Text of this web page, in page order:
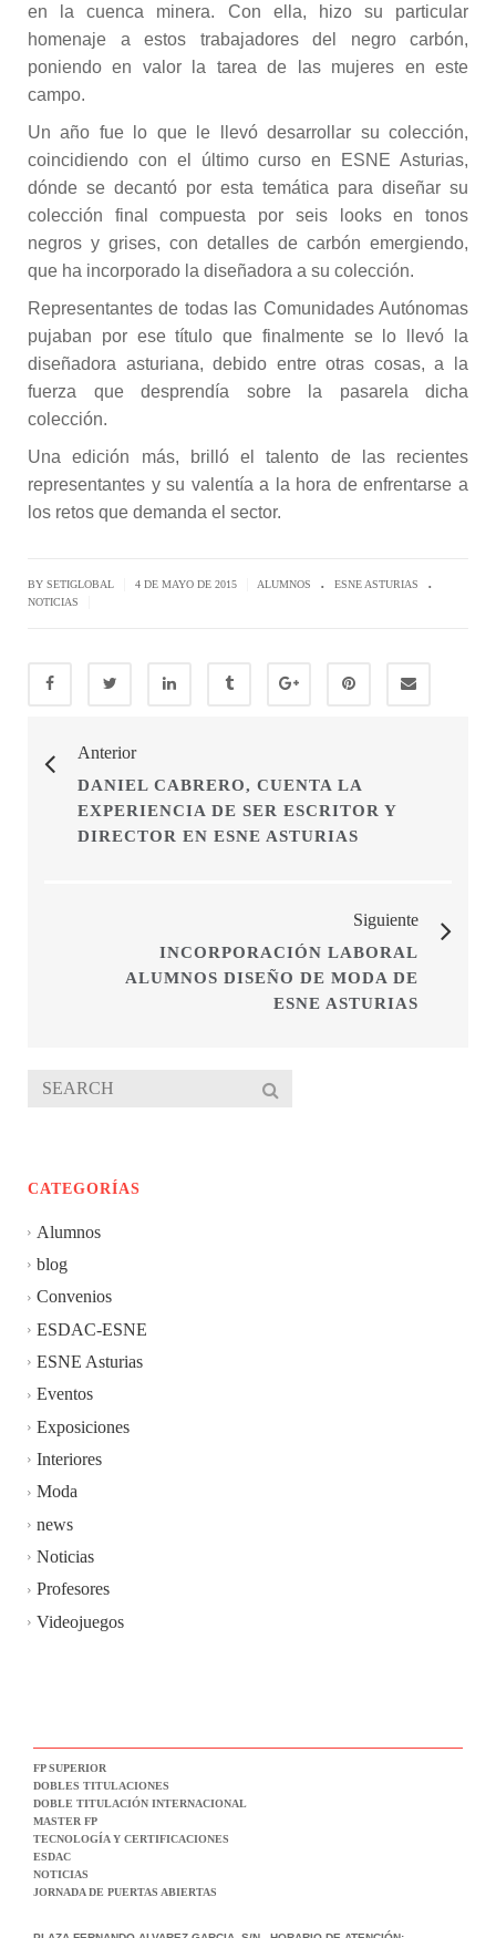
en la cuenca minera. Con ella, hizo su particular
homenaje a estos trabajadores del negro carbón,
poniendo en valor la tarea de las mujeres en este
campo.
Un año fue lo que le llevó desarrollar su colección,
coincidiendo con el último curso en ESNE Asturias,
dónde se decantó por esta temática para diseñar su
colección final compuesta por seis looks en tonos
negros y grises, con detalles de carbón emergiendo,
que ha incorporado la diseñadora a su colección.
Representantes de todas las Comunidades Autónomas
pujaban por ese título que finalmente se lo llevó la
diseñadora asturiana, debido entre otras cosas, a la
fuerza que desprendía sobre la pasarela dicha
colección.
Una edición más, brilló el talento de las recientes
representantes y su valentía a la hora de enfrentarse a
los retos que demanda el sector.
BY SETIGLOBAL 4 DE MAYO DE 2015 ALUMNOS . ESNE ASTURIAS .
NOTICIAS
Anterior
DANIEL CABRERO, CUENTA LA
EXPERIENCIA DE SER ESCRITOR Y
DIRECTOR EN ESNE ASTURIAS
Siguiente
INCORPORACIÓN LABORAL
ALUMNOS DISEÑO DE MODA DE
ESNE ASTURIAS
CATEGORÍAS
Alumnos
blog
Convenios
ESDAC-ESNE
ESNE Asturias
Eventos
Exposiciones
Interiores
Moda
news
Noticias
Profesores
Videojuegos
FP SUPERIOR
DOBLES TITULACIONES
DOBLE TITULACIÓN INTERNACIONAL
MASTER FP
TECNOLOGÍA Y CERTIFICACIONES
ESDAC
NOTICIAS
JORNADA DE PUERTAS ABIERTAS